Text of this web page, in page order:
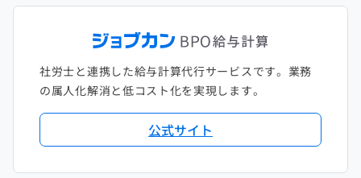
社労士と連携した給与計算代行サービスです。業務
の属人化解消と低コスト化を実現します。
公式サイト